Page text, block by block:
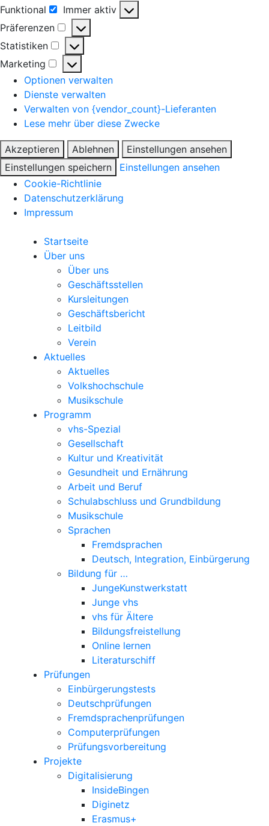
Funktional
Funktional
Immer aktiv
Präferenzen
Präferenzen
Statistiken
Statistiken
Marketing
Marketing
Optionen verwalten
Dienste verwalten
Verwalten von {vendor_count}-Lieferanten
Lese mehr über diese Zwecke
Akzeptieren Ablehnen
Einstellungen ansehen
Einstellungen speichern
Einstellungen ansehen
Cookie-Richtlinie
Datenschutzerklärung
Impressum
Startseite
Über uns
Über uns
Geschäftsstellen
Kursleitungen
Geschäftsbericht
Leitbild
Verein
Aktuelles
Aktuelles
Volkshochschule
Musikschule
Programm
vhs-Spezial
Gesellschaft
Kultur und Kreativität
Gesundheit und Ernährung
Arbeit und Beruf
Schulabschluss und Grundbildung
Musikschule
Sprachen
Fremdsprachen
Deutsch, Integration, Einbürgerung
Bildung für …
JungeKunstwerkstatt
Junge vhs
vhs für Ältere
Bildungsfreistellung
Online lernen
Literaturschiff
Prüfungen
Einbürgerungstests
Deutschprüfungen
Fremdsprachenprüfungen
Computerprüfungen
Prüfungsvorbereitung
Projekte
Digitalisierung
InsideBingen
Diginetz
Erasmus+